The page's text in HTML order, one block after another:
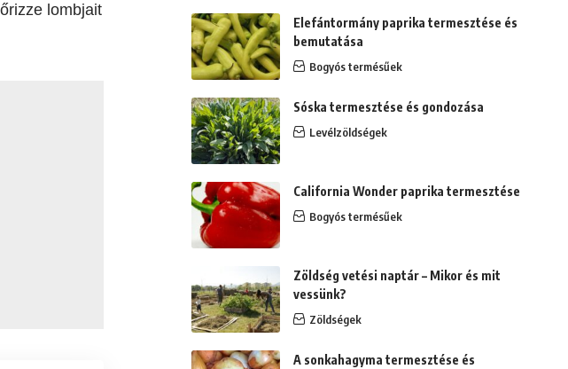
lombjait
Elefántormány paprika termesztése és
bemutatása
Bogyós termésűek
Sóska termesztése és gondozása
Levélzöldségek
California Wonder paprika termesztése
Bogyós termésűek
Zöldség vetési naptár – Mikor és mit
vessünk?
Zöldségek
A sonkahagyma termesztése és